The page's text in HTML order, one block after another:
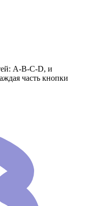
А-В-С-D, и
часть кнопки